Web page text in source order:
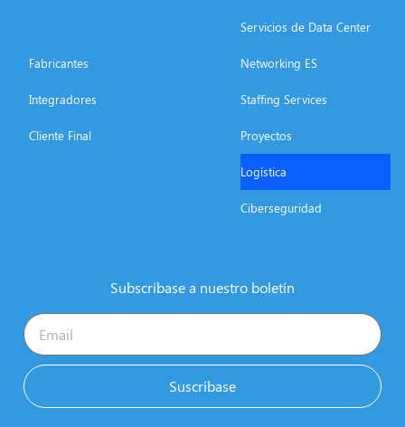
Fabricantes
Integradores
Cliente Final
Servicios de Data Center
Networking ES
Staffing Services
Proyectos
Logística
Ciberseguridad
Subscríbase a nuestro boletín
Suscríbase